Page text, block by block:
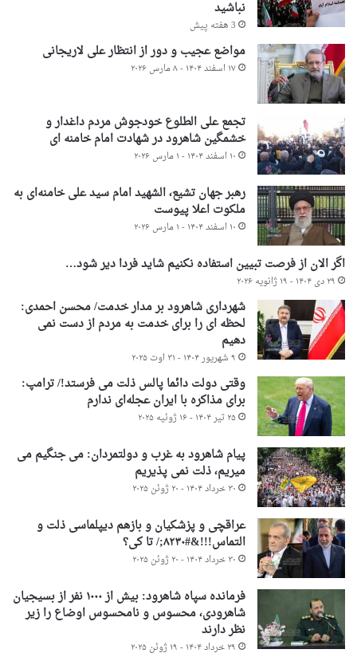
نباشید
3 هفته پیش
مواضع عجیب و دور از انتظار علی لاریجانی
۱۷ اسفند ۱۴۰۴ - ۸ مارس ۲۰۲۶
تجمع علی الطلوع خودجوش مردم داغدار و
خشمگین شاهرود در شهادت امام خامنه ای
۱۰ اسفند ۱۴۰۴ - ۱ مارس ۲۰۲۶
رهبر جهان تشیع، الشهید امام سید علی خامنه‌ای به
ملکوت اعلا پیوست
۱۰ اسفند ۱۴۰۴ - ۱ مارس ۲۰۲۶
اگر الان از فرصت تبیین استفاده نکنیم شاید فردا دیر شود…
۲۹ دی ۱۴۰۴ - ۱۹ ژانویه ۲۰۲۶
شهرداری شاهرود بر مدار خدمت/ محسن احمدی:
لحظه ای را برای خدمت به مردم از دست نمی
دهیم
۹ شهریور ۱۴۰۴ - ۳۱ اوت ۲۰۲۵
وقتی دولت دائما پالس ذلت می فرستد!/ ترامپ:
برای مذاکره با ایران عجله‌ای ندارم
۲۵ تیر ۱۴۰۴ - ۱۶ ژوئیه ۲۰۲۵
پیام شاهرود به غرب و دولتمردان: می جنگیم می
میریم، ذلت نمی پذیریم
۳۰ خرداد ۱۴۰۴ - ۲۰ ژوئن ۲۰۲۵
عراقچی و پزشکیان و بازهم دیپلماسی ذلت و
التماس!!!&#۸۲۳۰;/ تا کی؟
۳۰ خرداد ۱۴۰۴ - ۲۰ ژوئن ۲۰۲۵
فرمانده سپاه شاهرود: بیش از ۱۰۰۰ نفر از بسیجیان
شاهرودی، محسوس و نامحسوس اوضاع را زیر
نظر دارند
۲۹ خرداد ۱۴۰۴ - ۱۹ ژوئن ۲۰۲۵